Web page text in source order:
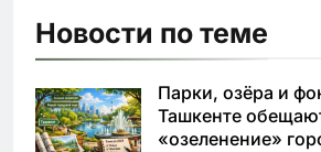
Новости по теме
Парки, озёра и
Ташкенте
«озеленение»